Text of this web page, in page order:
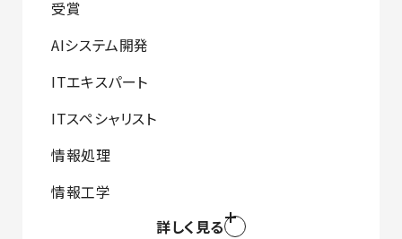
受賞
AIシステム開発
ITエキスパート
ITスペシャリスト
情報処理
情報工学
詳しく見る